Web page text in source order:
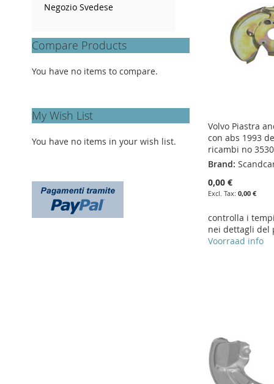
Volvo Piastra
con abs 1993
ricambi no
Brand:
0,00 €
0,00 €
controlla i
nei dettagli del
Voorraad info
Negozio Svedese
Compare Products
You have no items to compare.
My Wish List
You have no items in your wish list.